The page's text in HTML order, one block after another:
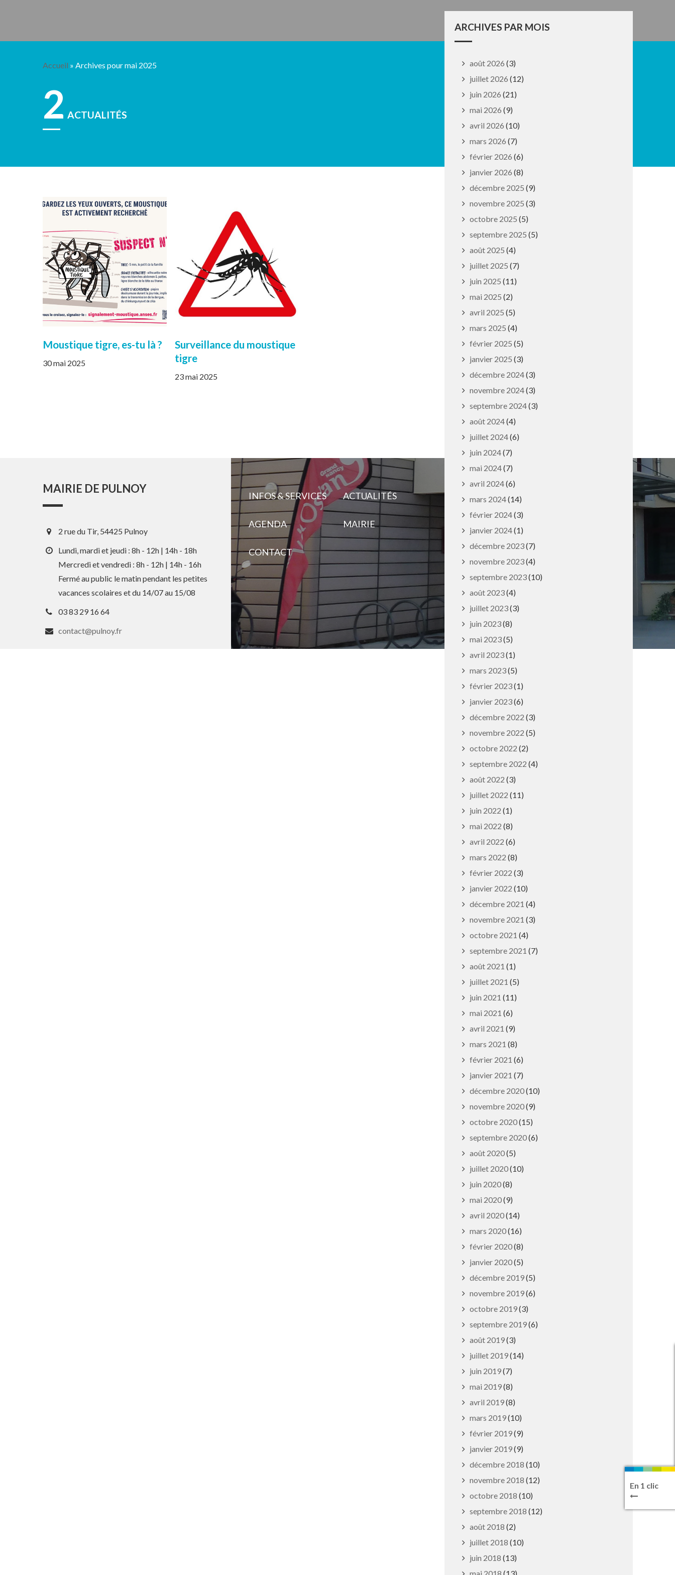
Accueil » Archives pour mai 2025
2 ACTUALITÉS
ARCHIVES PAR MOIS
août 2026 (3)
juillet 2026 (12)
juin 2026 (21)
mai 2026 (9)
avril 2026 (10)
mars 2026 (7)
février 2026 (6)
janvier 2026 (8)
décembre 2025 (9)
novembre 2025 (3)
octobre 2025 (5)
septembre 2025 (5)
août 2025 (4)
juillet 2025 (7)
juin 2025 (11)
mai 2025 (2)
avril 2025 (5)
mars 2025 (4)
février 2025 (5)
janvier 2025 (3)
décembre 2024(3)
novembre 2024(3)
septembre 2024(3)
août 2024(4)
juillet 2024(6)
juin 2024(7)
mai 2024(7)
avril 2024(6)
mars 2024(14)
février 2024(3)
janvier 2024(1)
décembre 2023(7)
novembre 2023(4)
septembre 2023(10)
août 2023(4)
juillet 2023(3)
juin 2023(8)
mai 2023(5)
avril 2023(1)
mars 2023(5)
février 2023(1)
janvier 2023(6)
décembre 2022 (3)
novembre 2022 (5)
octobre 2022 (2)
septembre 2022 (4)
août 2022 (3)
juillet 2022 (11)
juin 2022 (1)
mai 2022 (8)
avril 2022 (6)
mars 2022 (8)
février 2022 (3)
janvier 2022 (10)
décembre 2021 (4)
novembre 2021 (3)
octobre 2021 (4)
septembre 2021 (7)
août 2021 (1)
juillet 2021 (5)
juin 2021 (11)
mai 2021 (6)
avril 2021 (9)
mars 2021 (8)
février 2021 (6)
janvier 2021 (7)
décembre 2020(10)
novembre 2020(9)
octobre 2020(15)
septembre 2020(6)
août 2020(5)
juillet 2020(10)
juin 2020(8)
mai 2020(9)
avril 2020(14)
mars 2020(16)
février 2020(8)
janvier 2020(5)
décembre 2019(5)
novembre 2019(6)
octobre 2019(3)
septembre 2019(6)
août 2019(3)
juillet 2019(14)
juin 2019(7)
mai 2019(8)
avril 2019(8)
mars 2019(10)
février 2019(9)
janvier 2019(9)
décembre 2018 (10)
novembre 2018 (12)
octobre 2018 (10)
septembre 2018 (12)
août 2018 (2)
juillet 2018 (10)
juin 2018 (13)
Moustique tigre, es-tu là ?
30 mai 2025
Surveillance du moustique
tigre
23 mai 2025
En 1 clic
MAIRIE DE PULNOY
2 rue du Tir, 54425 Pulnoy
Lundi, mardi et jeudi : 8h - 12h | 14h - 18h
Mercredi et vendredi : 8h - 12h | 14h - 16h
Fermé au public le matin pendant les petites
vacances scolaires et du 14/07 au 15/08
03 83 29 16 64
contact@pulnoy.fr
INFOS & SERVICES ACTUALITÉS
AGENDA MAIRIE
CONTACT
POLITIQUE DE CONFIDENTIALITÉ